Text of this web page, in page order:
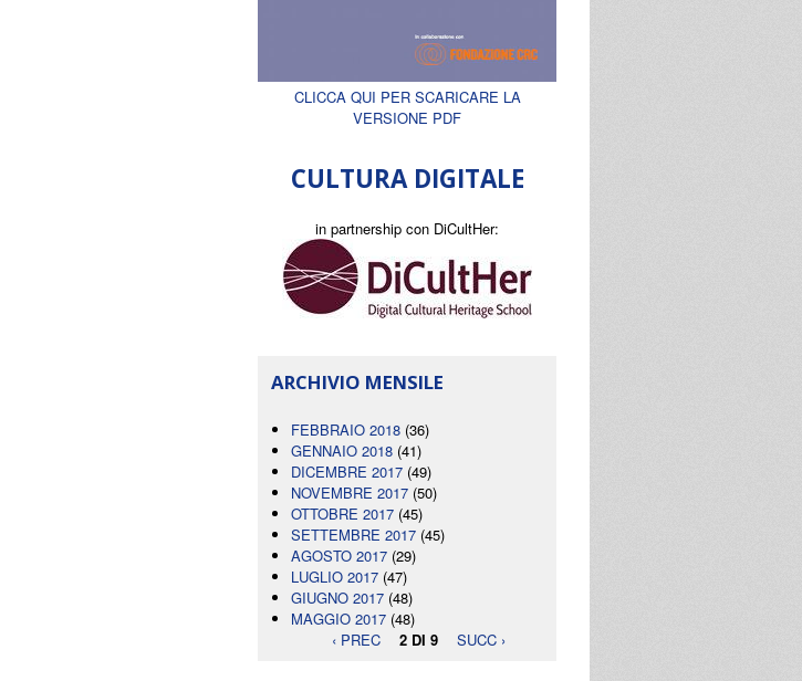
CLICCA QUI PER SCARICARE LA
VERSIONE PDF
CULTURA DIGITALE
in partnership con DiCultHer:
ARCHIVIO MENSILE
FEBBRAIO 2018 (36)
GENNAIO 2018 (41)
DICEMBRE 2017 (49)
NOVEMBRE 2017 (50)
OTTOBRE 2017 (45)
SETTEMBRE 2017 (45)
AGOSTO 2017 (29)
LUGLIO 2017 (47)
GIUGNO 2017 (48)
MAGGIO 2017 (48)
‹ PREC
2 DI 9 SUCC ›